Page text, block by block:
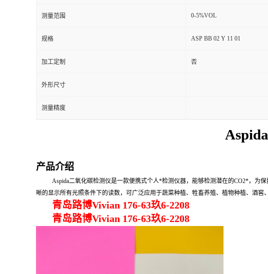
测量范围 0-5%VOL
规格 ASP BB 02 Y 11 01
加工定制 否
外形尺寸
测量精度
Aspida
产品介绍
Aspida二氧化碳检测仪是一款便携式个人*检测仪器，能够检测潜在的CO2*，为
晰的显示所有光照条件下的读数，可广泛应用于蔬菜种植、牲畜养殖、植物种植、酒窖
青岛路博Vivian 176-63玖6-2208
青岛路博Vivian 176-63玖6-2208